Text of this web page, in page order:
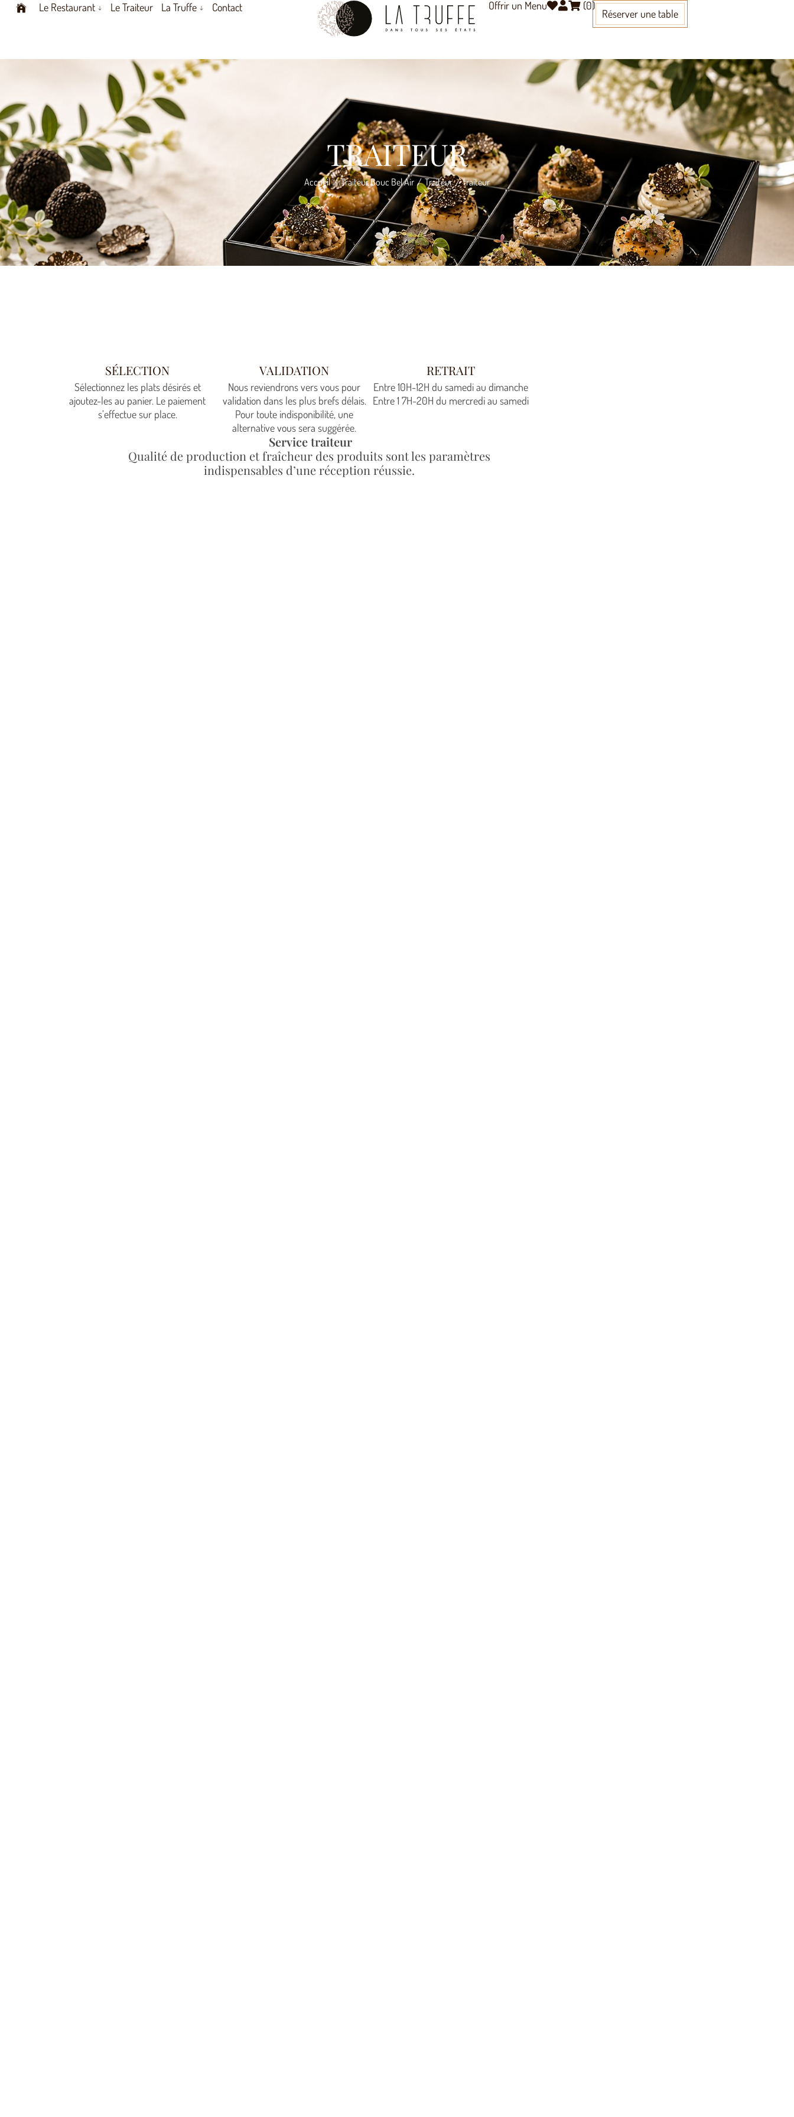
Le Restaurant Le Traiteur La Truffe Contact Offrir un Menu (0)
Réserver une table
TRAITEUR
Accueil / Traiteur Bouc Bel Air / Traiteur / traiteur
SÉLECTION
Sélectionnez les plats désirés et
ajoutez-les au panier. Le paiement
s’effectue sur place.
VALIDATION
Nous reviendrons vers vous pour
validation dans les plus brefs délais.
Pour toute indisponibilité, une
alternative vous sera suggérée.
RETRAIT
Entre 10H-12H du samedi au dimanche
Entre 1 7H-20H du mercredi au samedi
Service traiteur
Qualité de production et fraîcheur des produits sont les paramètres
indispensables d’une réception réussie.